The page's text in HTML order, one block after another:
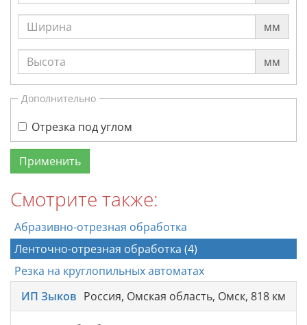
мм
мм
Дополнительно
Отрезка под углом
Смотрите также:
Абразивно-отрезная обработка
Ленточно-отрезная обработка (4)
Резка на круглопильных автоматах
ИП Зыков Россия, Омская область, Омск, 818 км